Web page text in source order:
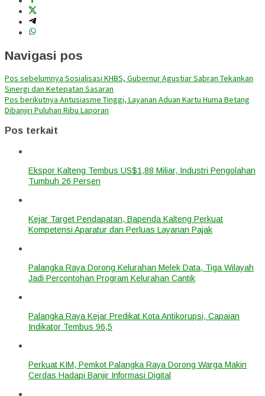
Navigasi pos
Pos sebelumnya Sosialisasi KHBS, Gubernur Agustiar Sabran Tekankan
Sinergi dan Ketepatan Sasaran
Pos berikutnya Antusiasme Tinggi, Layanan Aduan Kartu Huma Betang
Dibanjiri Puluhan Ribu Laporan
Pos terkait
Ekspor Kalteng Tembus US$1,88 Miliar, Industri Pengolahan
Tumbuh 26 Persen
Kejar Target Pendapatan, Bapenda Kalteng Perkuat
Kompetensi Aparatur dan Perluas Layanan Pajak
Palangka Raya Dorong Kelurahan Melek Data, Tiga Wilayah
Jadi Percontohan Program Kelurahan Cantik
Palangka Raya Kejar Predikat Kota Antikorupsi, Capaian
Indikator Tembus 96,5
Perkuat KIM, Pemkot Palangka Raya Dorong Warga Makin
Cerdas Hadapi Banjir Informasi Digital